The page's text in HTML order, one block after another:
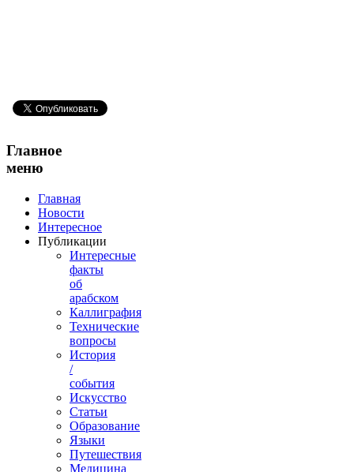
Главное
меню
Главная
Новости
Интересное
Публикации
Интересные
факты
об
арабском
Каллиграфия
Технические
вопросы
История
/
события
Искусство
Статьи
Образование
Языки
Путешествия
Медицина